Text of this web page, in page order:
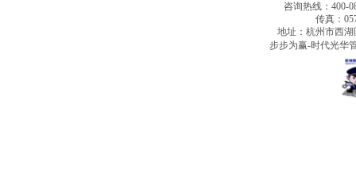
咨询热线：400-
传真：
地址：杭州市西
步步为赢-时代光华